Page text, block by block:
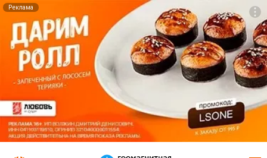
Реклама